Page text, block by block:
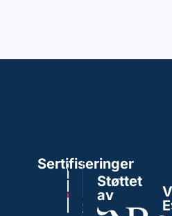
Sertifiseringer
Støttet
av